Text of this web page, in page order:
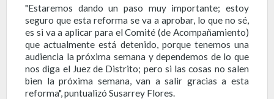
"Estaremos dando un paso muy importante; estoy
seguro que esta reforma se va a aprobar, lo que no sé,
es si va a aplicar para el Comité (de Acompañamiento)
que actualmente está detenido, porque tenemos una
audiencia la próxima semana y dependemos de lo que
nos diga el Juez de Distrito; pero si las cosas no salen
bien la próxima semana, van a salir gracias a esta
reforma", puntualizó Susarrey Flores.